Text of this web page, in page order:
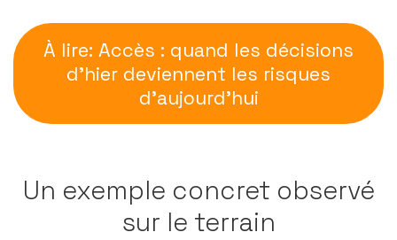
À lire: Accès : quand les décisions
d’hier deviennent les risques
d’aujourd’hui
Un exemple concret observé
sur le terrain